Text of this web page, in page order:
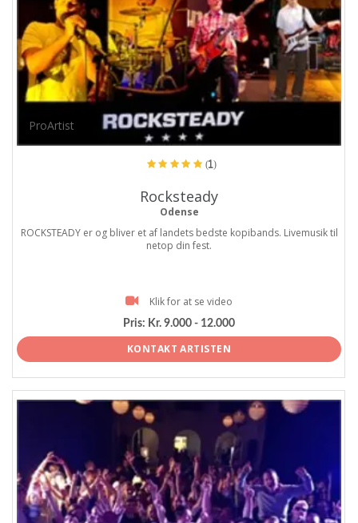
ProArtist
(1)
Rocksteady
Odense
ROCKSTEADY er og bliver et af landets bedste kopibands. Livemusik til
netop din fest.
Klik for at se video
Pris: Kr. 9.000 - 12.000
KONTAKT ARTISTEN